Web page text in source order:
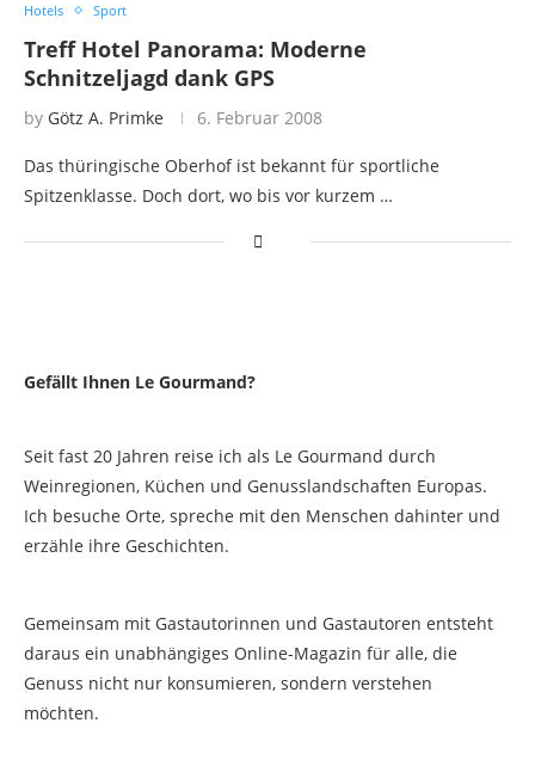
Hotels Sport
Treff Hotel Panorama: Moderne
Schnitzeljagd dank GPS
by Götz A. Primke 6. Februar 2008
Das thüringische Oberhof ist bekannt für sportliche
Spitzenklasse. Doch dort, wo bis vor kurzem …
Gefällt Ihnen Le Gourmand?
Seit fast 20 Jahren reise ich als Le Gourmand durch
Weinregionen, Küchen und Genusslandschaften Europas.
Ich besuche Orte, spreche mit den Menschen dahinter und
erzähle ihre Geschichten.
Gemeinsam mit Gastautorinnen und Gastautoren entsteht
daraus ein unabhängiges Online-Magazin für alle, die
Genuss nicht nur konsumieren, sondern verstehen
möchten.